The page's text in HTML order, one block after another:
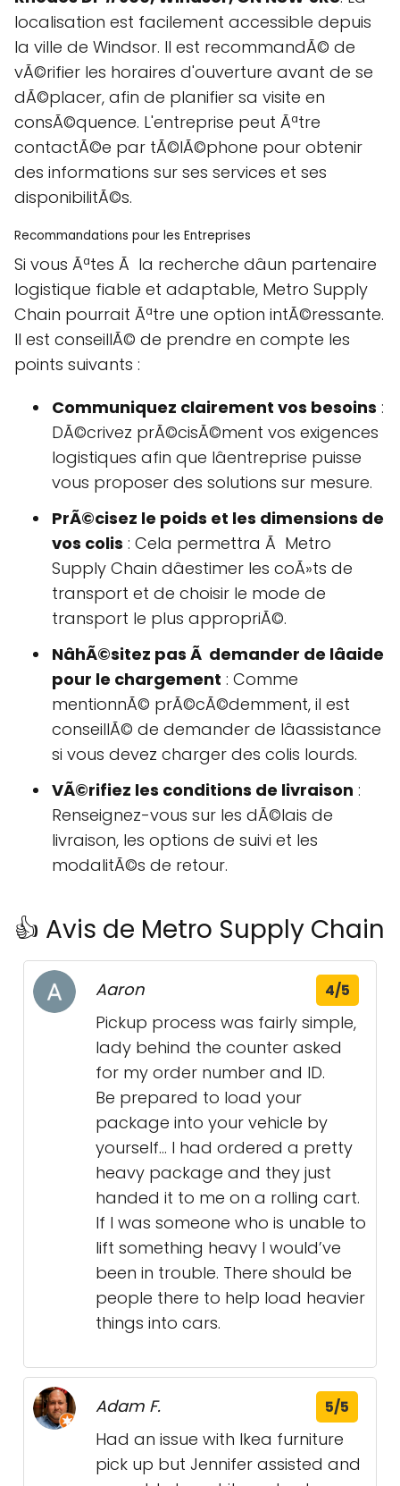
localisation est facilement accessible depuis
la ville de Windsor. Il est recommandÃ© de
vÃ©rifier les horaires d'ouverture avant de se
dÃ©placer, afin de planifier sa visite en
consÃ©quence. L'entreprise peut Ãªtre
contactÃ©e par tÃ©lÃ©phone pour obtenir
des informations sur ses services et ses
disponibilitÃ©s.
Recommandations pour les Entreprises
Si vous Ãªtes Ã la recherche dâun partenaire
logistique fiable et adaptable, Metro Supply
Chain pourrait Ãªtre une option intÃ©ressante.
Il est conseillÃ© de prendre en compte les
points suivants :
Communiquez clairement vos besoins :
DÃ©crivez prÃ©cisÃ©ment vos exigences
logistiques afin que lâentreprise puisse
vous proposer des solutions sur mesure.
PrÃ©cisez le poids et les dimensions de
vos colis : Cela permettra Ã Metro
Supply Chain dâestimer les coÃ»ts de
transport et de choisir le mode de
transport le plus appropriÃ©.
NâhÃ©sitez pas Ã demander de lâaide
pour le chargement : Comme
mentionnÃ© prÃ©cÃ©demment, il est
conseillÃ© de demander de lâassistance
si vous devez charger des colis lourds.
VÃ©rifiez les conditions de livraison :
Renseignez-vous sur les dÃ©lais de
livraison, les options de suivi et les
modalitÃ©s de retour.
👍 Avis de Metro Supply Chain
Aaron 4/5
Pickup process was fairly simple,
lady behind the counter asked
for my order number and ID.
Be prepared to load your
package into your vehicle by
yourself… I had ordered a pretty
heavy package and they just
handed it to me on a rolling cart.
If I was someone who is unable to
lift something heavy I would’ve
been in trouble. There should be
people there to help load heavier
things into cars.
Adam F. 5/5
Had an issue with Ikea furniture
pick up but Jennifer assisted and